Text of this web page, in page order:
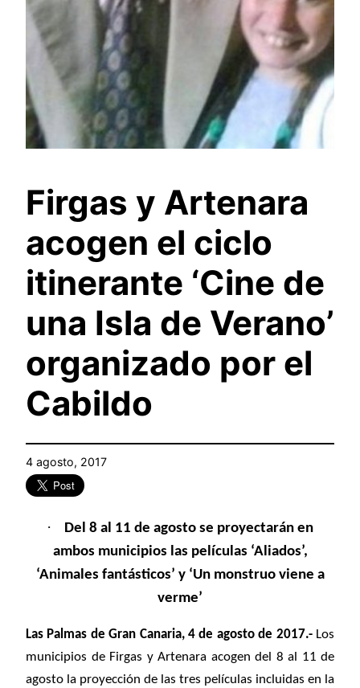
Firgas y Artenara
acogen el ciclo
itinerante ‘Cine de
una Isla de Verano’
organizado por el
Cabildo
4 agosto, 2017
·
Del 8 al 11 de agosto se proyectarán en
ambos municipios las películas ‘Aliados’,
‘Animales fantásticos’ y ‘Un monstruo viene a
verme’
Las Palmas de Gran Canaria, 4 de agosto de 2017.- Los
municipios de Firgas y Artenara acogen del 8 al 11 de
agosto la proyección de las tres películas incluidas en la